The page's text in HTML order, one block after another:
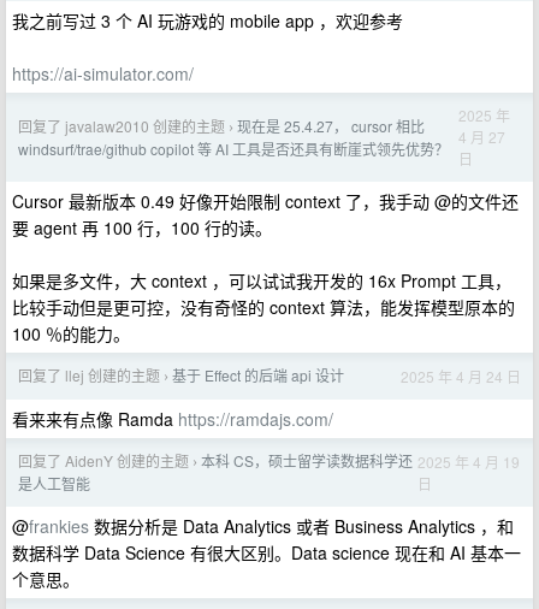
我之前写过 3 个 AI 玩游戏的 mobile app ，欢迎参考
https://ai-simulator.com/
回复了 javalaw2010 创建的主题 › 现在是 25.4.27， cursor 相比
windsurf/trae/github copilot 等 AI 工具是否还具有断崖式领先优势？
2025 年
4 月 27
日
Cursor 最新版本 0.49 好像开始限制 context 了，我手动 @的文件还
要 agent 再 100 行，100 行的读。
如果是多文件，大 context ，可以试试我开发的 16x Prompt 工具，
比较手动但是更可控，没有奇怪的 context 算法，能发挥模型原本的
100 ％的能力。
回复了 llej 创建的主题 › 基于 Effect 的后端 api 设计 2025 年 4 月 24 日
看来来有点像 Ramda https://ramdajs.com/
回复了 AidenY 创建的主题 › 本科 CS，硕士留学读数据科学还
是人工智能
2025 年 4 月 19
日
@frankies 数据分析是 Data Analytics 或者 Business Analytics ，和
数据科学 Data Science 有很大区别。Data science 现在和 AI 基本一
个意思。